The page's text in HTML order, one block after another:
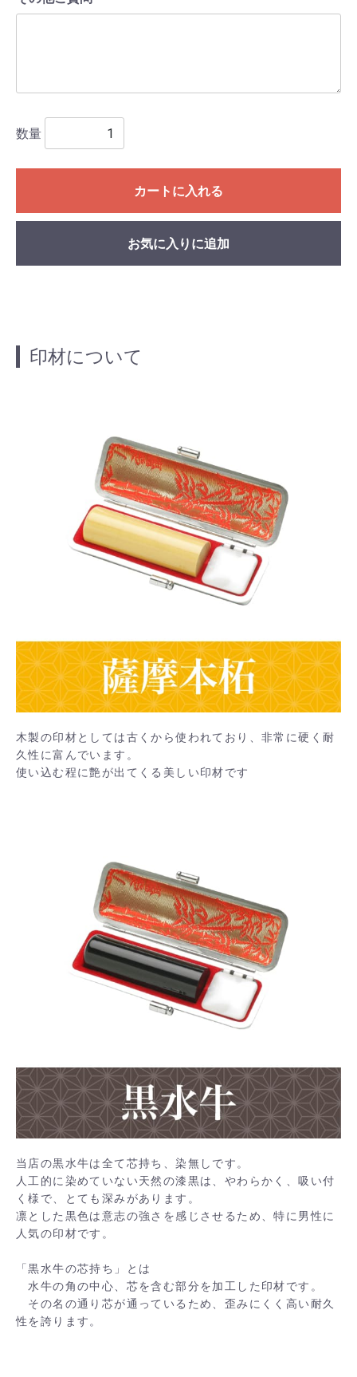
数量
カートに入れる
お気に入りに追加
印材について
木製の印材としては古くから使われており、非常に硬く耐
久性に富んでいます。
使い込む程に艶が出てくる美しい印材です
当店の黒水牛は全て芯持ち、染無しです。
人工的に染めていない天然の漆黒は、やわらかく、吸い付
く様で、とても深みがあります。
凛とした黒色は意志の強さを感じさせるため、特に男性に
人気の印材です。
「黒水牛の芯持ち」とは
水牛の角の中心、芯を含む部分を加工した印材です。
その名の通り芯が通っているため、歪みにくく高い耐久
性を誇ります。